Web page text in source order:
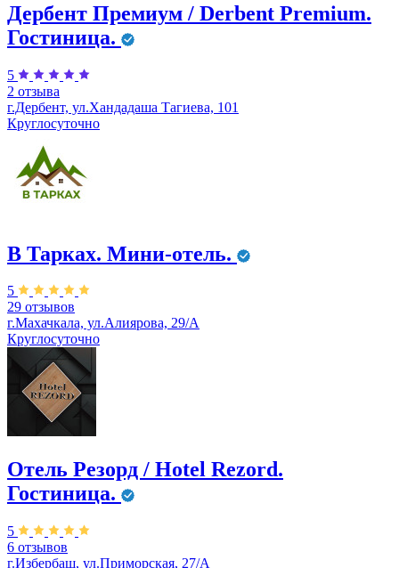
Дербент Премиум / Derbent Premium.
Гостиница.
5
2 отзыва
г.Дербент, ул.​Хандадаша Тагиева, 101
Круглосуточно
В Тарках. Мини-отель.
5
29 отзывов
г.Махачкала, ул.Алиярова, 29/А
Круглосуточно
Отель Резорд / Hotel Rezord.
Гостиница.
5
6 отзывов
г.Избербаш, ул.Приморская, 27/А